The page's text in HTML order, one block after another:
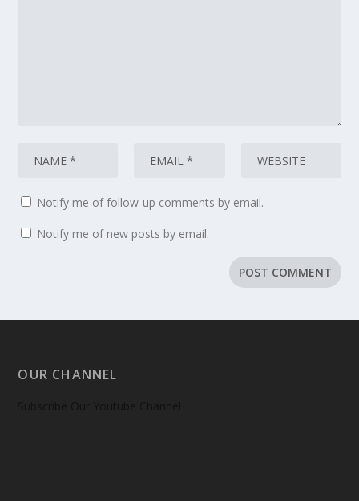
Notify me of follow-up comments by email.
Notify me of new posts by email.
OUR CHANNEL